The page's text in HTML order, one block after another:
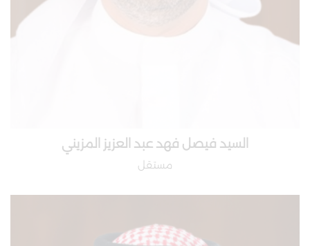
السيد فيصل فهد عبد العزيز المزيني
مستقل